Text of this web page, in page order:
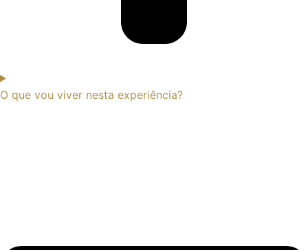
O que vou viver nesta experiência?